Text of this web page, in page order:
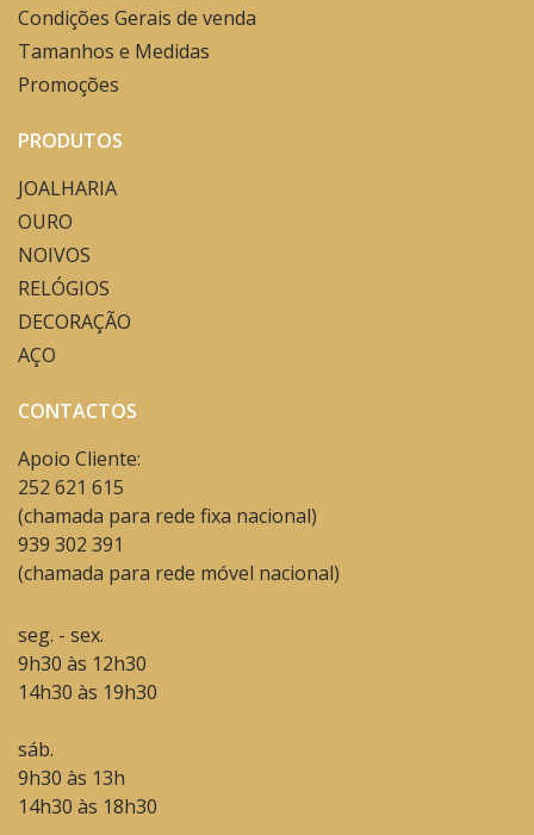
Condições Gerais de venda
Tamanhos e Medidas
Promoções
PRODUTOS
JOALHARIA
OURO
NOIVOS
RELÓGIOS
DECORAÇÃO
AÇO
CONTACTOS
Apoio Cliente:
252 621 615
(chamada para rede fixa nacional)
939 302 391
(chamada para rede móvel nacional)
seg. - sex.
9h30 às 12h30
14h30 às 19h30
sáb.
9h30 às 13h
14h30 às 18h30